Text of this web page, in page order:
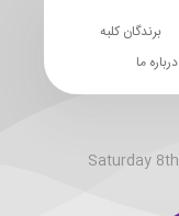
برندگان کلبه
درباره ما